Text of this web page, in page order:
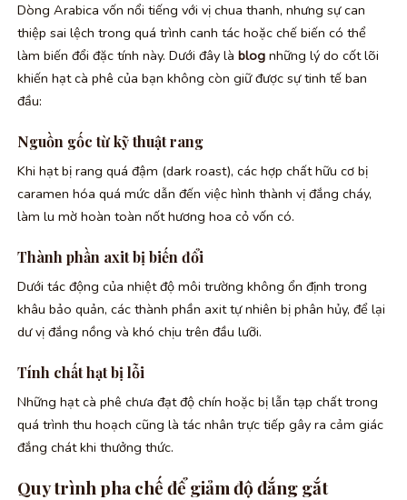
Dòng Arabica vốn nổi tiếng với vị chua thanh, nhưng sự can
thiệp sai lệch trong quá trình canh tác hoặc chế biến có thể
làm biến đổi đặc tính này. Dưới đây là blog những lý do cốt lõi
khiến hạt cà phê của bạn không còn giữ được sự tinh tế ban
đầu:
Nguồn gốc từ kỹ thuật rang
Khi hạt bị rang quá đậm (dark roast), các hợp chất hữu cơ bị
caramen hóa quá mức dẫn đến việc hình thành vị đắng cháy,
làm lu mờ hoàn toàn nốt hương hoa cỏ vốn có.
Thành phần axit bị biến đổi
Dưới tác động của nhiệt độ môi trường không ổn định trong
khâu bảo quản, các thành phần axit tự nhiên bị phân hủy, để lại
dư vị đắng nồng và khó chịu trên đầu lưỡi.
Tính chất hạt bị lỗi
Những hạt cà phê chưa đạt độ chín hoặc bị lẫn tạp chất trong
quá trình thu hoạch cũng là tác nhân trực tiếp gây ra cảm giác
đắng chát khi thưởng thức.
Quy trình pha chế để giảm độ đắng gắt